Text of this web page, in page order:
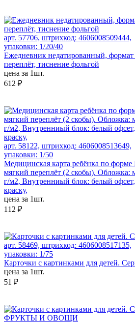
арт. 57706, штрихкод: 4606008509444,
упаковки: 1/20/40
Ежедневник недатированный,
переплёт, тиснение фольгой
цена за 1шт.
612 ₽
арт. 58122, штрихкод: 4606008513649,
упаковки: 1/50
Медицинская карта ребёнка по
мягкий переплёт (2 скобы). Обложка:
г/м2, Внутренниый блок: белый
краску,
цена за 1шт.
112 ₽
арт. 58469, штрихкод: 4606008517135,
упаковки: 1/75
Карточки с картинками для детей.
цена за 1шт.
51 ₽